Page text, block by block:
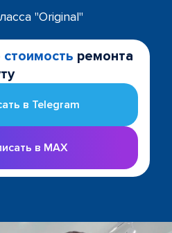
"Original"
ремонта
в Telegram
в MAX